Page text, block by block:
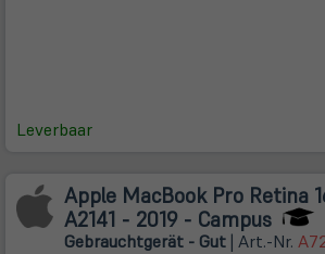
Leverbaar
Apple MacBook Pro Retina
A2141 - 2019 - Campus
Gebrauchtgerät - Gut| Art.-Nr.